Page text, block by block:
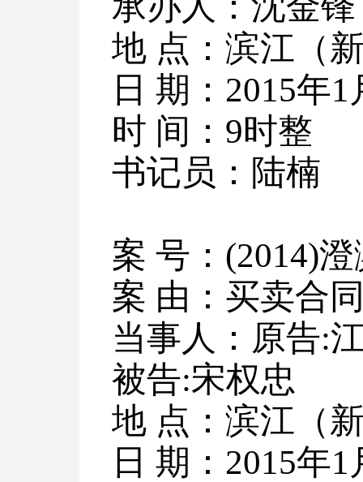
地 点：滨江（
日 期： 2015年1
时 间： 9时整
书记员：陆楠
案 号： (2014)澄
案 由：买卖合
当事人：原告:
被告:宋权忠
地 点：滨江（
日 期： 2015年1